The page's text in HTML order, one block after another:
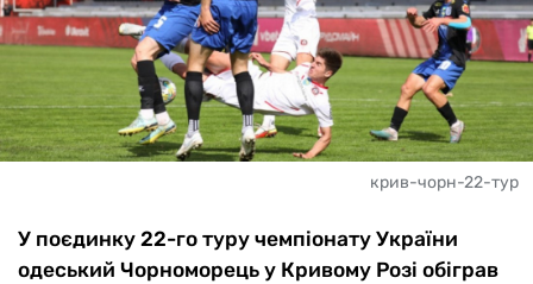
крив-чорн-22-тур
У поєдинку 22-го туру чемпіонату України
одеський Чорноморець у Кривому Розі обіграв